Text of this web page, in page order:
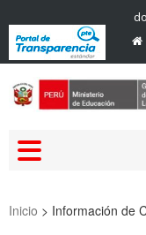
Inicio > Información de